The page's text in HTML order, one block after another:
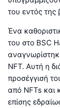
του εντός της
Ένα
του στο BSC
NFT. Αυτή η
προσέγγισή
από NFTs και
επίσης